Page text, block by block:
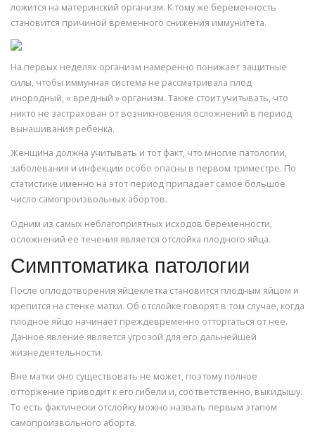
ложится на материнский организм. К тому же беременность
становится причиной временного снижения иммунитета.
На первых неделях организм намеренно понижает защитные
силы, чтобы иммунная система не рассматривала плод
инородный, « вредный » организм. Также стоит учитывать, что
никто не застрахован от возникновения осложнений в период
вынашивания ребенка.
Женщина должна учитывать и тот факт, что многие патологии,
заболевания и инфекции особо опасны в первом триместре. По
статистике именно на этот период припадает самое большое
число самопроизвольных абортов.
Одним из самых неблагоприятных исходов беременности,
осложнений ее течения является отслойка плодного яйца.
Симптоматика патологии
После оплодотворения яйцеклетка становится плодным яйцом и
крепится на стенке матки. Об отслойке говорят в том случае, когда
плодное яйцо начинает преждевременно отторгаться от нее.
Данное явление является угрозой для его дальнейшей
жизнедеятельности.
Вне матки оно существовать не может, поэтому полное
отторжение приводит к его гибели и, соответственно, выкидышу.
То есть фактически отслойку можно назвать первым этапом
самопроизвольного аборта.